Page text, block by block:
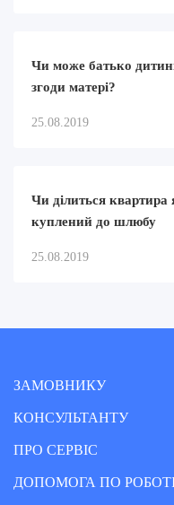
Чи може батько
згоди матері?
25.08.2019
Чи ділиться квартира
куплений до шлюбу
25.08.2019
ЗАМОВНИКУ
КОНСУЛЬТАНТУ
ПРО СЕРВІС
ДОПОМОГА ПО